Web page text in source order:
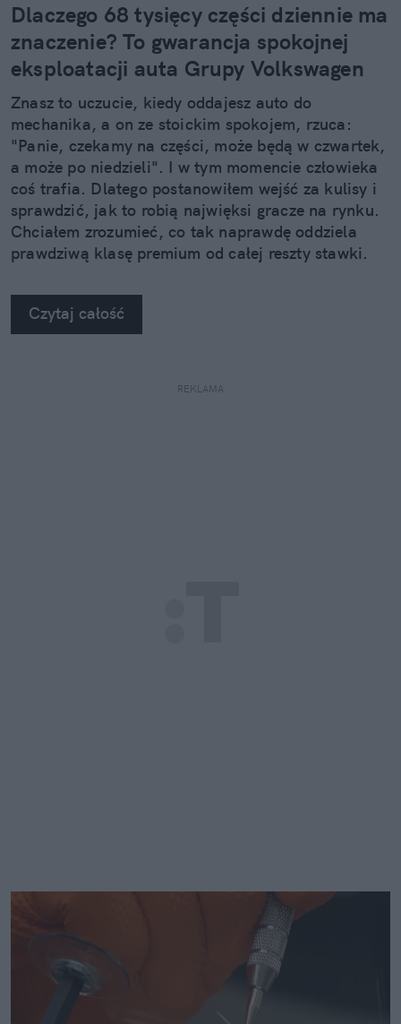
Dlaczego 68 tysięcy części dziennie ma
znaczenie? To gwarancja spokojnej
eksploatacji auta Grupy Volkswagen
Znasz to uczucie, kiedy oddajesz auto do
mechanika, a on ze stoickim spokojem, rzuca:
"Panie, czekamy na części, może będą w czwartek,
a może po niedzieli". I w tym momencie człowieka
coś trafia. Dlatego postanowiłem wejść za kulisy i
sprawdzić, jak to robią najwięksi gracze na rynku.
Chciałem zrozumieć, co tak naprawdę oddziela
prawdziwą klasę premium od całej reszty stawki.
się za głowę.
Czytaj całość
REKLAMA